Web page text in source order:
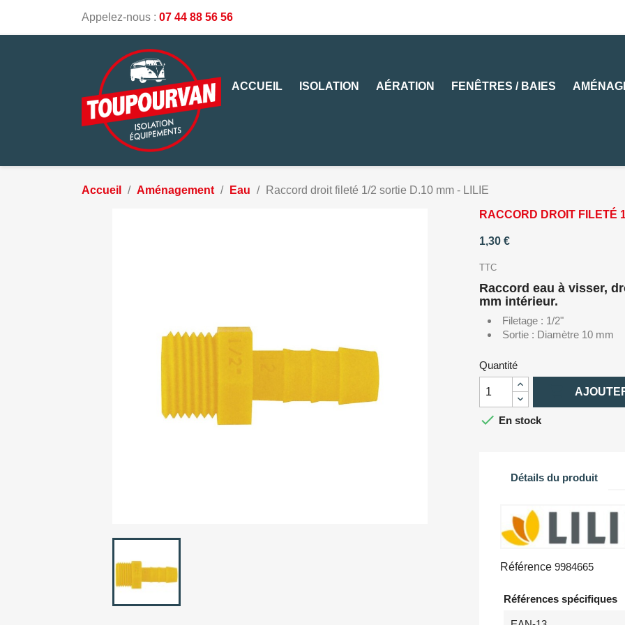
Appelez-nous : 07 44 88 56 56
ACCUEIL ISOLATION AÉRATION FENÊTRES / BAIES
Accueil Aménagement Eau Raccord droit fileté 1/2 sortie D.10 mm - LILIE
RACCORD DROIT FILETÉ
1,30 €
TTC
Raccord eau à visser,
mm intérieur.
Filetage : 1/2"
Sortie : Diamètre 10 mm
Quantité
 En stock
Détails du produit
Référence 9984665
Références spécifiques